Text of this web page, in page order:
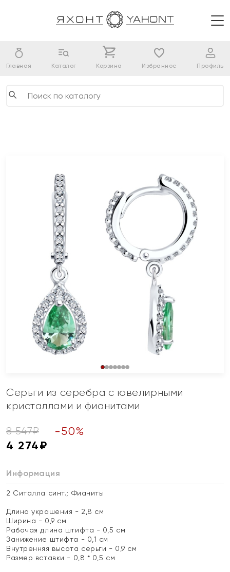
Главная Каталог Корзина Избранное Профиль
Серьги из серебра с ювелирными
кристаллами и фианитами
8 547₽ -50%
4 274₽
Информация
2 Ситалла синт.; Фианиты
Длина украшения - 2,8 см
Ширина - 0,9 см
Рабочая длина штифта - 0,5 см
Занижение штифта - 0,1 см
Внутренняя высота серьги - 0,9 см
Размер вставки - 0,8 * 0,5 см